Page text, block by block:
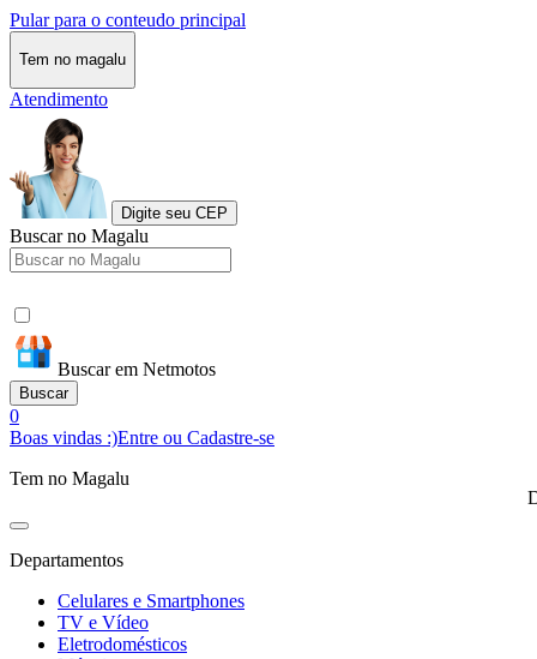
Pular para o conteudo principal
Tem no magalu
Atendimento
Digite seu CEP
Buscar no Magalu
Buscar em Netmotos
Buscar
0
Boas vindas :)Entre ou Cadastre-se
Tem no Magalu
Departamentos
Celulares e Smartphones
TV e Vídeo
Eletrodomésticos